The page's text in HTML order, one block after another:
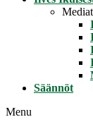
Mediat
Säännöt
Menu